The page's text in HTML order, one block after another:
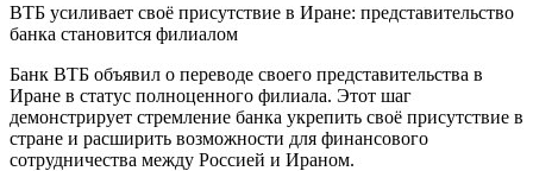
ВТБ усиливает своё присутствие в Иране: представительство
банка становится филиалом
Банк ВТБ объявил о переводе своего представительства в
Иране в статус полноценного филиала. Этот шаг
демонстрирует стремление банка укрепить своё присутствие в
стране и расширить возможности для финансового
сотрудничества между Россией и Ираном.